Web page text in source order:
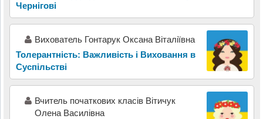
Чернігові
Вихователь Гонтарук Оксана Віталіївна
Толерантність: Важливість і Виховання в
Суспільстві
Вчитель початкових класів Вітичук
Олена Василівна